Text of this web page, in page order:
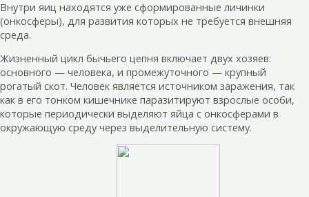
Внутри яиц находятся уже сформированные личинки
(онкосферы), для развития которых не требуется внешняя
среда.
Жизненный цикл бычьего цепня включает двух хозяев:
основного — человека, и промежуточного — крупный
рогатый скот. Человек является источником заражения, так
как в его тонком кишечнике паразитируют взрослые особи,
которые периодически выделяют яйца с онкосферами в
окружающую среду через выделительную систему.